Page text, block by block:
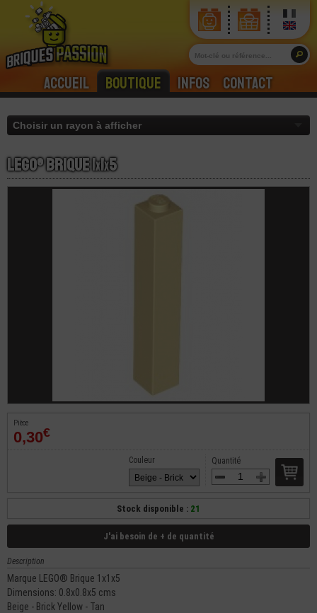
Accueil Boutique Infos Contact
LEGO® Brique 1x1x5
Pièce
0,30€
Quantité
Couleur
Stock disponible : 21
J'ai besoin de + de quantité
Description
Marque LEGO® Brique 1x1x5
Dimensions: 0.8x0.8x5 cms
Beige - Brick Yellow - Tan